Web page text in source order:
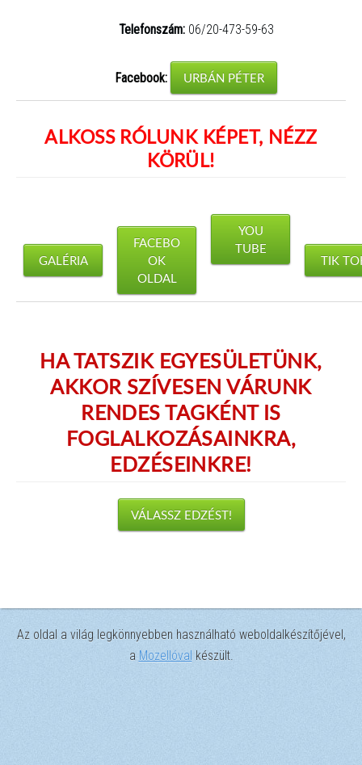
Telefonszám: 06/20-473-59-63
Facebook: URBÁN PÉTER
ALKOSS RÓLUNK KÉPET, NÉZZ
KÖRÜL!
GALÉRIA
FACEBO
OK
OLDAL
YOU
TUBE
TIK
HA TATSZIK EGYESÜLETÜNK,
AKKOR SZÍVESEN VÁRUNK
RENDES TAGKÉNT IS
FOGLALKOZÁSAINKRA,
EDZÉSEINKRE!
VÁLASSZ EDZÉST!
Az oldal a világ legkönnyebben használható weboldalkészítőjével,
a Mozellóval készült.